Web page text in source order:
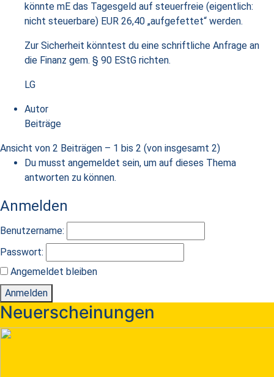
könnte mE das Tagesgeld auf steuerfreie (eigentlich:
nicht steuerbare) EUR 26,40 „aufgefettet“ werden.
Zur Sicherheit könntest du eine schriftliche Anfrage an
die Finanz gem. § 90 EStG richten.
LG
Autor
Beiträge
Ansicht von 2 Beiträgen – 1 bis 2 (von insgesamt 2)
Du musst angemeldet sein, um auf dieses Thema
antworten zu können.
Anmelden
Benutzername:
Passwort:
Angemeldet bleiben
Anmelden
Neuerscheinungen